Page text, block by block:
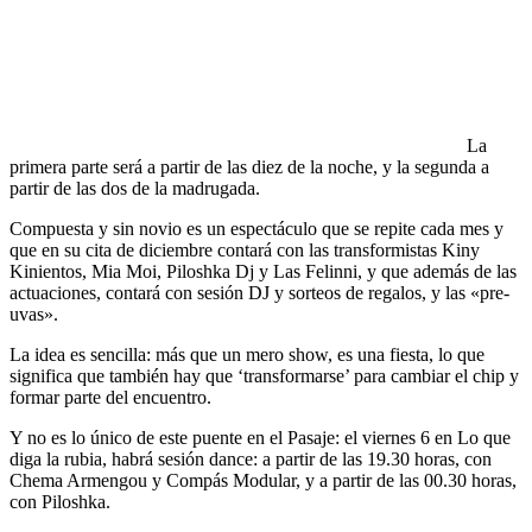
La
primera parte será a partir de las diez de la noche, y la segunda a
partir de las dos de la madrugada.
Compuesta y sin novio es un espectáculo que se repite cada mes y
que en su cita de diciembre contará con las transformistas Kiny
Kinientos, Mia Moi, Piloshka Dj y Las Felinni, y que además de las
actuaciones, contará con sesión DJ y sorteos de regalos, y las «pre-
uvas».
La idea es sencilla: más que un mero show, es una fiesta, lo que
significa que también hay que ‘transformarse’ para cambiar el chip y
formar parte del encuentro.
Y no es lo único de este puente en el Pasaje: el viernes 6 en Lo que
diga la rubia, habrá sesión dance: a partir de las 19.30 horas, con
Chema Armengou y Compás Modular, y a partir de las 00.30 horas,
con Piloshka.